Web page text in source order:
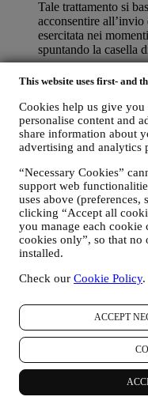
This website uses first- and
Cookies help us give you
personalise content and
share information about
advertising and analytics
“Necessary Cookies”
support web
uses above
clicking “Accept all
you manage each cookie
cookies only”, so that
installed.
Check our Cookie Policy.
ACCEPT
Tale trattamento si
acconsentire
esercitata nei
spuntando la casella
Revoca (Opt-out): Potete
comunicazioni di
momento, gratuitamente,
comunicazioni stesse (ad
“Unsubscribe” (Annulla
Se desiderate interrompere
privacy@lecreuset.com
annullamento
circostanze potreste
che la vostra richiesta di
Non trasmettiamo o
personali ad altre società
v. RINVIARE
NOSTRE OFFERTE E
CONSUMATORE
È nostra intenzione
e le nostre offerte alle
fornirvi un’esperienza